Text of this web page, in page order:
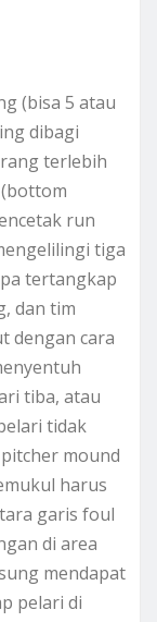
(bisa 5 atau
dibagi
terlebih
run
tiga
tertangkap
dan tim
dengan cara
tiba, atau
tidak
mound
harus
garis foul
di area
mendapat
pelari di